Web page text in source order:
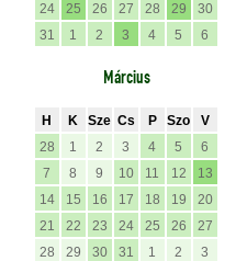
24
25 26 27 28 29
30
31
1 2 3 4 5 6
Március
H K Sze Cs P Szo
V
28
1 2 3 4 5
6
7
8 9 10 11 12
13
14
15 16 17 18 19
20
21
22 23 24 25 26
27
28
29 30 31 1 2
3